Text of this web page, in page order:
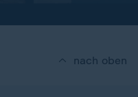
nach oben